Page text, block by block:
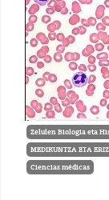
Zelulen Biologia eta
MEDIKUNTZA ETA
Ciencias médicas